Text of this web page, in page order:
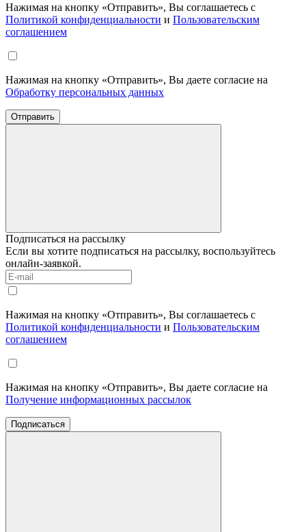
Нажимая на кнопку «Отправить», Вы соглашаетесь с
Политикой конфиденциальности и Пользовательским
соглашением
Нажимая на кнопку «Отправить», Вы даете согласие на
Обработку персональных данных
Отправить
Подписаться на рассылку
Если вы хотите подписаться на рассылку, воспользуйтесь
онлайн-заявкой.
Нажимая на кнопку «Отправить», Вы соглашаетесь с
Политикой конфиденциальности и Пользовательским
соглашением
Нажимая на кнопку «Отправить», Вы даете согласие на
Получение информационных рассылок
Подписаться